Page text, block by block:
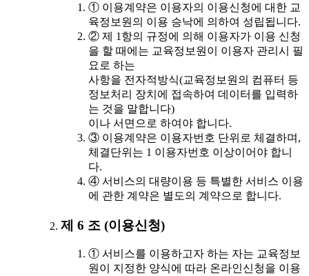
① 이용계약은 이용자의 이용신청에 대한 교
육정보원의 이용 승낙에 의하여 성립됩니다.
② 제 1항의 규정에 의해 이용자가 이용 신청
을 할 때에는 교육정보원이 이용자 관리시 필
요로 하는
사항을 전자적방식(교육정보원의 컴퓨터 등
정보처리 장치에 접속하여 데이터를 입력하
는 것을 말합니다)
이나 서면으로 하여야 합니다.
③ 이용계약은 이용자번호 단위로 체결하며,
체결단위는 1 이용자번호 이상이어야 합니
다.
④ 서비스의 대량이용 등 특별한 서비스 이용
에 관한 계약은 별도의 계약으로 합니다.
제 6 조 (이용신청)
① 서비스를 이용하고자 하는 자는 교육정보
원이 지정한 양식에 따라 온라인신청을 이용